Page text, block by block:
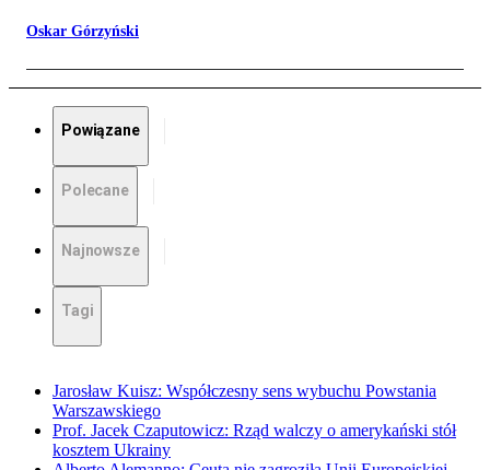
Oskar Górzyński
Powiązane
Polecane
Najnowsze
Tagi
Jarosław Kuisz: Współczesny sens wybuchu Powstania
Warszawskiego
Prof. Jacek Czaputowicz: Rząd walczy o amerykański stół
kosztem Ukrainy